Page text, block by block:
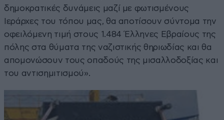
δημοκρατικές δυνάμεις μαζί με φωτισμένους
Ιεράρχες του τόπου μας, θα αποτίσουν σύντομα την
οφειλόμενη τιμή στους 1.484 Έλληνες Εβραίους της
πόλης στα θύματα της ναζιστικής θηριωδίας και θα
απομονώσουν τους οπαδούς της μισαλλοδοξίας και
του αντισημιτισμού».